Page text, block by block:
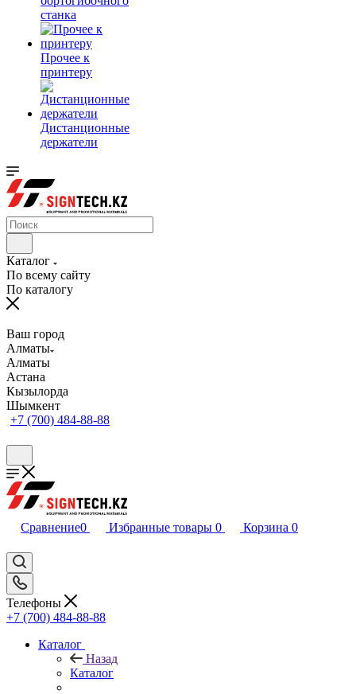
станка
Прочее к
принтеру
Дистанционные
держатели
Каталог
По всему сайту
По каталогу
Ваш город
Алматы
Алматы
Астана
Кызылорда
Шымкент
+7 (700) 484-88-88
Сравнение0 Избранные товары 0 Корзина 0
Телефоны
+7 (700) 484-88-88
Каталог
Назад
Каталог